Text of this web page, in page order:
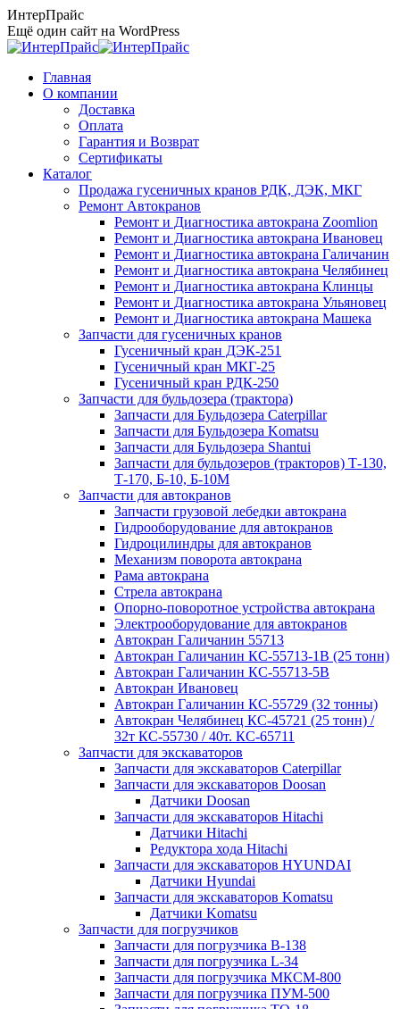
Перейти
к
содержанию
ИнтерПрайс
Ещё один сайт на WordPress
Главная
О компании
Доставка
Оплата
Гарантия и Возврат
Сертификаты
Каталог
Продажа гусеничных кранов РДК, ДЭК, МКГ
Ремонт Автокранов
Ремонт и Диагностика автокрана Zoomlion
Ремонт и Диагностика автокрана Ивановец
Ремонт и Диагностика автокрана Галичанин
Ремонт и Диагностика автокрана Челябинец
Ремонт и Диагностика автокрана Клинцы
Ремонт и Диагностика автокрана Ульяновец
Ремонт и Диагностика автокрана Машека
Запчасти для гусеничных кранов
Гусеничный кран ДЭК-251
Гусеничный кран МКГ-25
Гусеничный кран РДК-250
Запчасти для бульдозера (трактора)
Запчасти для Бульдозера Caterpillar
Запчасти для Бульдозера Komatsu
Запчасти для Бульдозера Shantui
Запчасти для бульдозеров (тракторов) Т-130,
Т-170, Б-10, Б-10М
Запчасти для автокранов
Запчасти грузовой лебедки автокрана
Гидрооборудование для автокранов
Гидроцилиндры для автокранов
Механизм поворота автокрана
Рама автокрана
Стрела автокрана
Опорно-поворотное устройства автокрана
Электрооборудование для автокранов
Автокран Галичанин 55713
Автокран Галичанин КС-55713-1В (25 тонн)
Автокран Галичанин КС-55713-5В
Автокран Ивановец
Автокран Галичанин КС-55729 (32 тонны)
Автокран Челябинец КС-45721 (25 тонн) /
32т КС-55730 / 40т. КС-65711
Запчасти для экскаваторов
Запчасти для экскаваторов Caterpillar
Запчасти для экскаваторов Doosan
Датчики Doosan
Запчасти для экскаваторов Hitachi
Датчики Hitachi
Редуктора хода Hitachi
Запчасти для экскаваторов HYUNDAI
Датчики Hyundai
Запчасти для экскаваторов Komatsu
Датчики Komatsu
Запчасти для погрузчиков
Запчасти для погрузчика B-138
Запчасти для погрузчика L-34
Запчасти для погрузчика МКСМ-800
Запчасти для погрузчика ПУМ-500